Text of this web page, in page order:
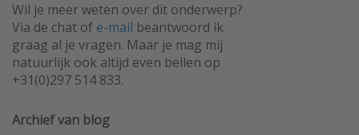
Wil je meer weten over dit onderwerp?
Via de chat of e-mail beantwoord ik
graag al je vragen. Maar je mag mij
natuurlijk ook altijd even bellen op
+31(0)297 514 833.
Archief van blog